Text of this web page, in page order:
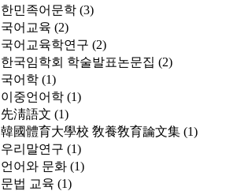
한민족어문학 (3)
국어교육 (2)
국어교육학연구 (2)
한국임학회 학술발표논문집 (2)
국어학 (1)
이중언어학 (1)
先淸語文 (1)
韓國體育大學校 敎養敎育論文集 (1)
우리말연구 (1)
언어와 문화 (1)
문법 교육 (1)